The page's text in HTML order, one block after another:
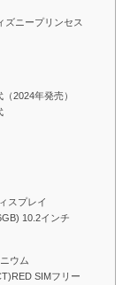
ズニープリンセス
2024年発売）
スプレイ
10.2インチ
ウム
SIMフリー